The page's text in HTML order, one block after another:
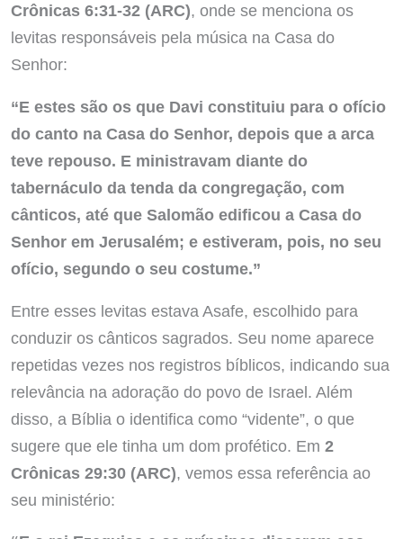
Crônicas 6:31-32 (ARC), onde se menciona os
levitas responsáveis pela música na Casa do
Senhor:
“E estes são os que Davi constituiu para o ofício
do canto na Casa do Senhor, depois que a arca
teve repouso. E ministravam diante do
tabernáculo da tenda da congregação, com
cânticos, até que Salomão edificou a Casa do
Senhor em Jerusalém; e estiveram, pois, no seu
ofício, segundo o seu costume.”
Entre esses levitas estava Asafe, escolhido para
conduzir os cânticos sagrados. Seu nome aparece
repetidas vezes nos registros bíblicos, indicando sua
relevância na adoração do povo de Israel. Além
disso, a Bíblia o identifica como “vidente”, o que
sugere que ele tinha um dom profético. Em 2
Crônicas 29:30 (ARC), vemos essa referência ao
seu ministério: